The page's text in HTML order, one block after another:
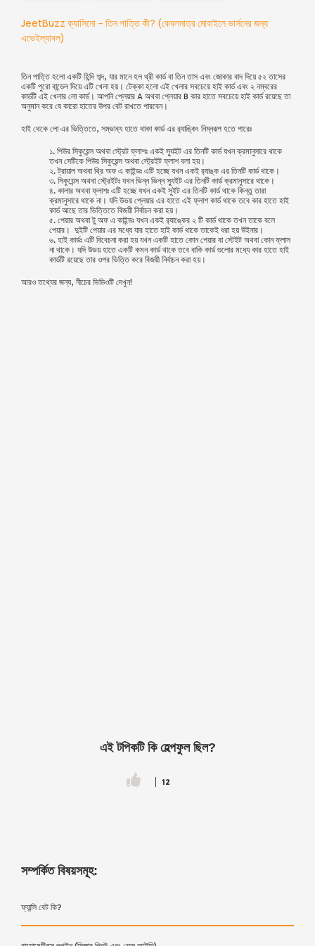
JeetBuzz ক্যাসিনো – তিন পাত্তি কী? (কেবলমাত্র মোবাইলে ভার্সনের জন্য
এভেইল্যাবল)
তিন পাত্তি হলো একটি হিন্দি শব্দ, যার মানে হল থ্রী কার্ড বা তিন তাস এবং জোকার বাদ দিয়ে ৫২ তাসের
একটি পুরো বান্ডেল দিয়ে এটি খেলা হয়। টেক্কা হলো এই খেলার সবচেয়ে হাই কার্ড এবং ২ নম্বরের
কার্ডটি এই খেলার লো কার্ড। আপনি প্লেয়ার A অথবা প্লেয়ার B কার হাতে সবচেয়ে হাই কার্ড রয়েছে তা
অনুমান করে যে কারো হাতের উপর বেট রাখতে পারবেন।
হাই থেকে লো এর ভিত্তিতে, সম্ভাব্য হাতে থাকা কার্ড এর র‍্যাঙ্কিং নিম্নরূপ হতে পারেঃ
১. পিউর সিকুয়েন্স অথবা স্ট্রেট ফ্লাশঃ একই স্যুইট এর তিনটি কার্ড যখন ক্রমানুসারে থাকে
তখন সেটিকে পিউর সিকুয়েন্স অথবা স্ট্রেইট ফ্লাশ বলা হয়।
২. ট্রায়াল অথবা থ্রি অফ এ কাইন্ডঃ এটি হচ্ছে যখন একই র‍্যাঙ্ক এর তিনটি কার্ড থাকে।
৩. সিকুয়েন্স অথবা স্ট্রেইটঃ যখন ভিন্ন ভিন্ন স্যুইট এর তিনটি কার্ড ক্রমানুসারে থাকে।
৪. কালার অথবা ফ্লাশঃ এটি হচ্ছে যখন একই সুইট এর তিনটি কার্ড থাকে কিন্তু তারা
ক্রমানুসারে থাকে না। যদি উভয় প্লেয়ার এর হাতে এই ফ্লাশ কার্ড থাকে তবে কার হাতে হাই
কার্ড আছে তার ভিত্তিতে বিজয়ী নির্বাচন করা হয়।
৫. পেয়ার অথবা টু অফ এ কাইন্ডঃ যখন একই র‍্যাঙ্কের ২ টি কার্ড থাকে তখন তাকে বলে
পেয়ার। দুইটি পেয়ার এর মধ্যে যার হাতে হাই কার্ড থাকে তাকেই ধরা হয় উইনার।
৬. হাই কার্ডঃ এটি বিবেচনা করা হয় যখন একটি হাতে কোন পেয়ার বা স্টেইট অথবা কোন ফ্লাস
না থাকে। যদি উভয় হাতে একটি কমন কার্ড থাকে তবে বাকি কার্ড গুলোর মধ্যে কার হাতে হাই
কার্ডটি রয়েছে তার ওপর ভিত্তি করে বিজয়ী নির্বাচন করা হয়।
আরও তথ্যের জন্য, নীচের ভিডিওটি দেখুন!
এই টপিকটি কি হেল্পফুল ছিল?
12
সম্পর্কিত বিষয়সমূহ:
ফ্যান্সি বেট কি?